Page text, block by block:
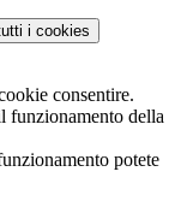
i cookies
consentire.
funzionamento della
potete